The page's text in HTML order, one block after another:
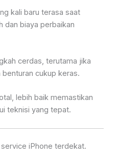
kali baru terasa saat
dan biaya perbaikan
cerdas, terutama jika
cukup keras.
lebih baik memastikan
teknisi yang tepat.
iPhone terdekat.